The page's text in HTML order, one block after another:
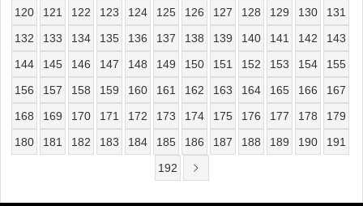
120
121 122 123 124 125 126 127 128 129 130
131
132
133 134 135 136 137 138 139 140 141 142
143
144
145 146 147 148 149 150 151 152 153 154
155
156
157 158 159 160 161 162 163 164 165 166
167
168
169 170 171 172 173 174 175 176 177 178
179
180
181 182 183 184 185 186 187 188 189 190
191
192